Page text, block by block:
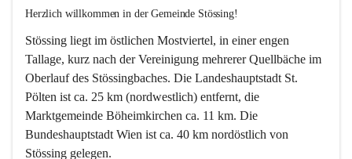
Herzlich willkommen in der Gemeinde Stössing!
Stössing liegt im östlichen Mostviertel, in einer engen
Tallage, kurz nach der Vereinigung mehrerer Quellbäche im
Oberlauf des Stössingbaches. Die Landeshauptstadt St.
Pölten ist ca. 25 km (nordwestlich) entfernt, die
Marktgemeinde Böheimkirchen ca. 11 km. Die
Bundeshauptstadt Wien ist ca. 40 km nordöstlich von
Stössing gelegen.